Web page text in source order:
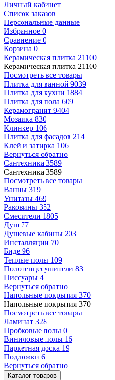
Личный кабинет
Список заказов
Персональные данные
Избранное 0
Сравнение 0
Корзина 0
Керамическая плитка 21100
Керамическая плитка 21100
Посмотреть все товары
Плитка для ванной 9039
Плитка для кухни 1884
Плитка для пола 609
Керамогранит 9404
Мозаика 830
Клинкер 106
Плитка для фасадов 214
Клей и затирка 106
Вернуться обратно
Сантехника 3589
Сантехника 3589
Посмотреть все товары
Ванны 319
Унитазы 469
Раковины 352
Смесители 1805
Душ 77
Душевые кабины 203
Инсталляции 70
Биде 96
Теплые полы 109
Полотенцесушители 83
Писсуары 4
Вернуться обратно
Напольные покрытия 370
Напольные покрытия 370
Посмотреть все товары
Ламинат 328
Пробковые полы 0
Виниловые полы 16
Паркетная доска 19
Подложки 6
Вернуться обратно
Каталог товаров